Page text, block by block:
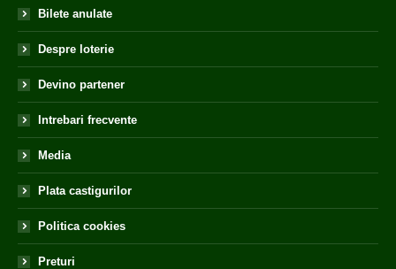
Bilete anulate
Despre loterie
Devino partener
Intrebari frecvente
Media
Plata castigurilor
Politica cookies
Preturi